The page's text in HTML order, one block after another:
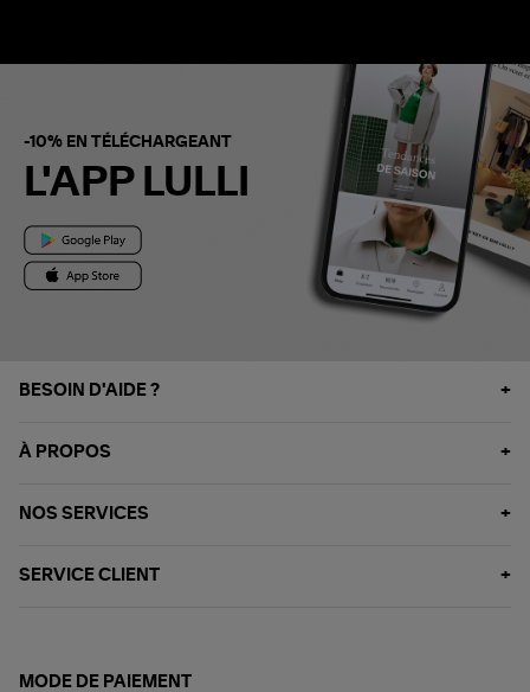
-10% EN TÉLÉCHARGEANT
L'APP LULLI
BESOIN D'AIDE ?
À PROPOS
NOS SERVICES
SERVICE CLIENT
MODE DE PAIEMENT